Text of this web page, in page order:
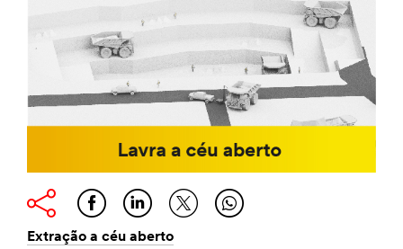
Extração a céu aberto